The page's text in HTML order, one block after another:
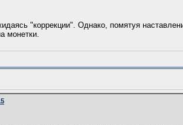
"коррекции". Однако, помятуя
монетки.